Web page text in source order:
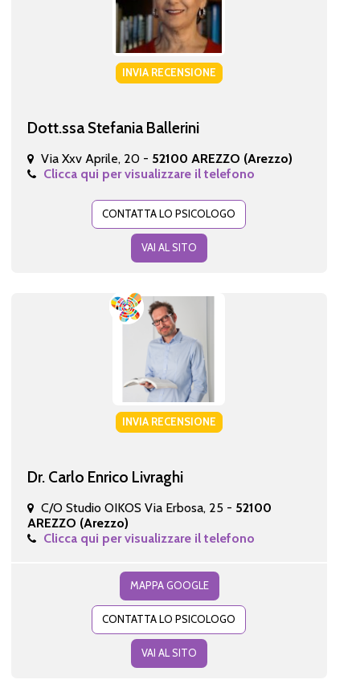
INVIA RECENSIONE
Dott.ssa Stefania Ballerini
Via Xxv Aprile, 20 - 52100 AREZZO (Arezzo)
Clicca qui per visualizzare il telefono
CONTATTA LO PSICOLOGO
VAI AL SITO
INVIA RECENSIONE
Dr. Carlo Enrico Livraghi
C/O Studio OIKOS Via Erbosa, 25 - 52100
AREZZO (Arezzo)
Clicca qui per visualizzare il telefono
MAPPA GOOGLE
CONTATTA LO PSICOLOGO
VAI AL SITO